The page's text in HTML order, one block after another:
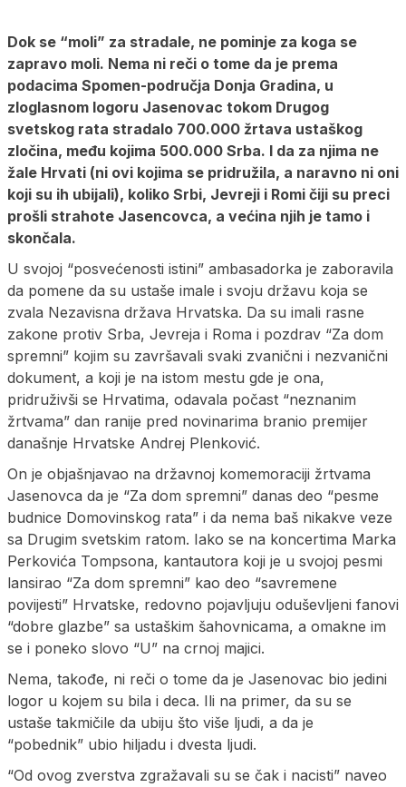
Dok se “moli” za stradale, ne pominje za koga se
zapravo moli. Nema ni reči o tome da je prema
podacima Spomen-područja Donja Gradina, u
zloglasnom logoru Jasenovac tokom Drugog
svetskog rata stradalo 700.000 žrtava ustaškog
zločina, među kojima 500.000 Srba. I da za njima ne
žale Hrvati (ni ovi kojima se pridružila, a naravno ni oni
koji su ih ubijali), koliko Srbi, Jevreji i Romi čiji su preci
prošli strahote Jasencovca, a većina njih je tamo i
skončala.
U svojoj “posvećenosti istini” ambasadorka je zaboravila
da pomene da su ustaše imale i svoju državu koja se
zvala Nezavisna država Hrvatska. Da su imali rasne
zakone protiv Srba, Jevreja i Roma i pozdrav “Za dom
spremni” kojim su završavali svaki zvanični i nezvanični
dokument, a koji je na istom mestu gde je ona,
pridruživši se Hrvatima, odavala počast “neznanim
žrtvama” dan ranije pred novinarima branio premijer
današnje Hrvatske Andrej Plenković.
On je objašnjavao na državnoj komemoraciji žrtvama
Jasenovca da je “Za dom spremni” danas deo “pesme
budnice Domovinskog rata” i da nema baš nikakve veze
sa Drugim svetskim ratom. Iako se na koncertima Marka
Perkovića Tompsona, kantautora koji je u svojoj pesmi
lansirao “Za dom spremni” kao deo “savremene
povijesti” Hrvatske, redovno pojavljuju oduševljeni fanovi
“dobre glazbe” sa ustaškim šahovnicama, a omakne im
se i poneko slovo “U” na crnoj majici.
Nema, takođe, ni reči o tome da je Jasenovac bio jedini
logor u kojem su bila i deca. Ili na primer, da su se
ustaše takmičile da ubiju što više ljudi, a da je
“pobednik” ubio hiljadu i dvesta ljudi.
“Od ovog zverstva zgražavali su se čak i nacisti” naveo